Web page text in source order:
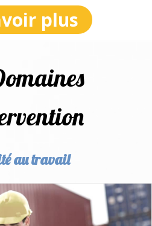
plus
au travail
AU TRAVAIL